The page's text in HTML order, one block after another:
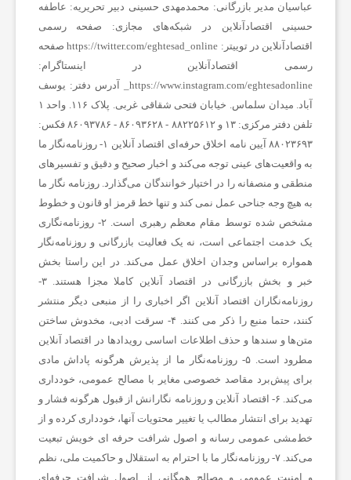
عباسیان مدیر بازرگانی: محمدمهدی حسینی دبیر تحریریه: عاطفه
حسینی
اقتصادآنلاین در شبکه‌های مجازی:
صفحه رسمی
اقتصادآنلاین در توییتر: https://twitter.com/eghtesad_online صفحه
رسمی اقتصادآنلاین در اینستاگرام:
https://www.instagram.com/eghtesadonline_
آدرس دفتر: یوسف
آباد. میدان سلماس. خیابان فتحی شقاقی غربی. پلاک ۱۱۶. واحد ۱
تلفن دفتر مرکزی: ۱۳ و ۸۸۲۲۵۶۱۲ - ۸۶۰۹۳۶۲۸ - ۸۶۰۹۳۷۸۶ فکس:
۸۸۰۲۳۶۹۳ آیین نامه اخلاق حرفه‌ای اقتصاد آنلاین
۱- روزنامه‌نگار ما
به واقعیت‌های عینی توجه می‌کند و اخبار صحیح و دقیق و تفسیرهای
منطقی و منصفانه را در اختیار خوانندگان می‌گذارد. روزنامه نگار ما
به هیچ وجه جناحی عمل نمی کند و تنها خط قرمز او قانون و خطوط
مشخص شده توسط مقام معظم رهبری است. ۲- روزنامه‌نگاری
یک خدمت اجتماعی است، نه یک فعالیت بازرگانی و روزنامه‌نگار
همواره براساس وجدان اخلاق عمل می‌کند. در این راستا بخش
خبر و بخش بازرگانی در اقتصاد آنلاین کاملا مجزا هستند. ۳-
روزنامه‌نگاران اقتصاد آنلاین اگر اخباری را از منبعی دیگر منتشر
کنند، حتما منبع را ذکر می کنند. ۴- سرقت ادبی، مخدوش ساختن
متن‌ها و سندها و حذف اطلاعات اساسی رویدادها در اقتصاد آنلاین
مطرود است. ۵- روزنامه‌نگار ما از پذیرش هرگونه پاداش مادی
برای پیش‌برد مقاصد خصوصی مغایر با مصالح عمومی، خودداری
می‌کند. ۶- اقتصاد آنلاین و روزنامه نگارانش از قبول هرگونه فشار و
تهدید برای انتشار مطالب یا تغییر محتویات آنها، خودداری کرده و از
خط‌مشی عمومی رسانه و اصول شرافت حرفه ای خویش تبعیت
می‌کند. ۷- روزنامه‌نگار ما با احترام به استقلال و حاکمیت ملی، نظم
و امنیت عمومی و مصالح همگانی از اصول شرافت حرفه‌ای